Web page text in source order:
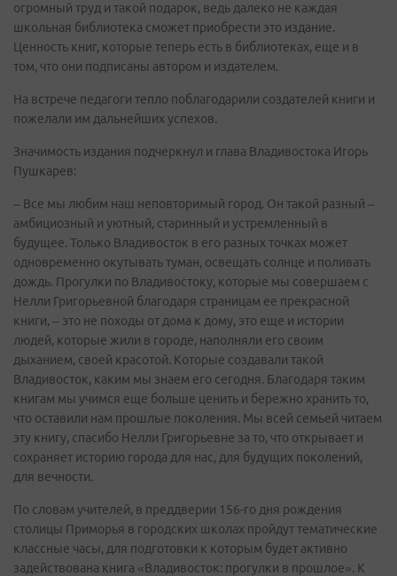
огромный труд и такой подарок, ведь далеко не каждая
школьная библиотека сможет приобрести это издание.
Ценность книг, которые теперь есть в библиотеках, еще и в
том, что они подписаны автором и издателем.
На встрече педагоги тепло поблагодарили создателей книги и
пожелали им дальнейших успехов.
Значимость издания подчеркнул и глава Владивостока Игорь
Пушкарев:
– Все мы любим наш неповторимый город. Он такой разный –
амбициозный и уютный, старинный и устремленный в
будущее. Только Владивосток в его разных точках может
одновременно окутывать туман, освещать солнце и поливать
дождь. Прогулки по Владивостоку, которые мы совершаем с
Нелли Григорьевной благодаря страницам ее прекрасной
книги, – это не походы от дома к дому, это еще и истории
людей, которые жили в городе, наполняли его своим
дыханием, своей красотой. Которые создавали такой
Владивосток, каким мы знаем его сегодня. Благодаря таким
книгам мы учимся еще больше ценить и бережно хранить то,
что оставили нам прошлые поколения. Мы всей семьей читаем
эту книгу, спасибо Нелли Григорьевне за то, что открывает и
сохраняет историю города для нас, для будущих поколений,
для вечности.
По словам учителей, в преддверии 156-го дня рождения
столицы Приморья в городских школах пройдут тематические
классные часы, для подготовки к которым будет активно
задействована книга «Владивосток: прогулки в прошлое». К